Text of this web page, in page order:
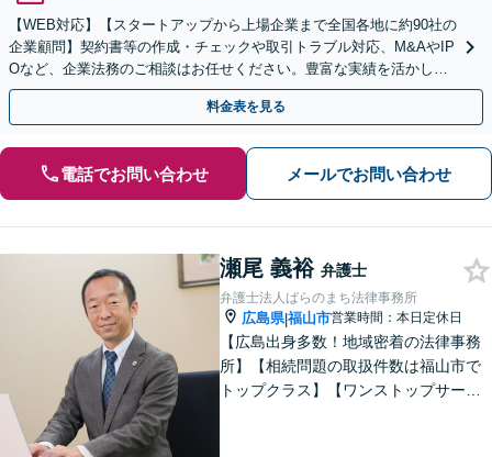
【WEB対応】【スタートアップから上場企業まで全国各地に約90社の
企業顧問】契約書等の作成・チェックや取引トラブル対応、M&AやIP
Oなど、企業法務のご相談はお任せください。豊富な実績を活かし的
確に対応を進めてまいります。
料金表を見る
電話でお問い合わせ メールでお問い合わせ
瀬尾 義裕 弁護士
弁護士法人ばらのまち法律事務所
広島県|福山市営業時間：本日定休日
【広島出身多数！地域密着の法律事務
所】【相続問題の取扱件数は福山市で
トップクラス】【ワンストップサービ